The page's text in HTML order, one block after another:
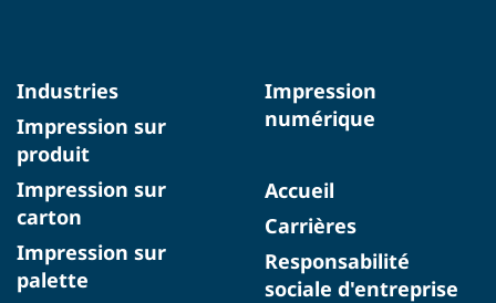
Industries
Impression sur
produit
Impression sur
carton
Impression sur
palette
Impression
numérique
Accueil
Carrières
Responsabilité
sociale d'entreprise